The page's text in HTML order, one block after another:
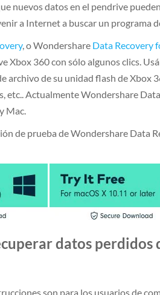
nuevos datos en el pendrive
a Internet a buscar un programa
, o Wondershare Data Recovery
Xbox 360 con sólo algunos clics.
archivo de su unidad flash de Xbox
etc.. Actualmente Wondershare
Mac.
de prueba de Wondershare Data
datos perdidos
son para los usuarios de